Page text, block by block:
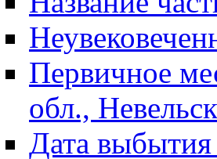
Первичное
обл.,
Дата